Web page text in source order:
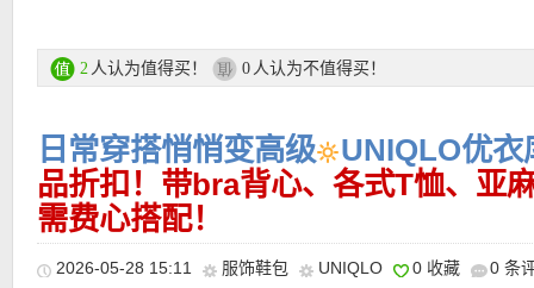
推出童装系列。
支付方式：信用卡(Visa / MasterCard / American Express 等)、
记卡等
运费：德国境内每单3.95欧起，满80欧包邮！
2 人认为值得买！ 0 人认为不值得买！
日常穿搭悄悄变高级
UNIQLO优
品折扣！带bra背心、各式T恤、亚
需费心搭配！
2026-05-28 15:11 服饰鞋包 UNIQLO 0 收藏
0 条